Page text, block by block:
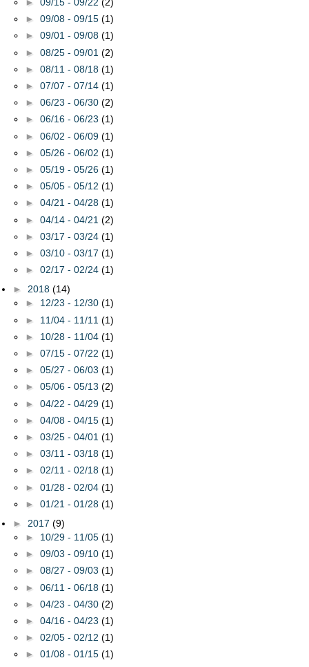
► 09/08 - 09/15 (1)
► 09/01 - 09/08 (1)
► 08/25 - 09/01 (2)
► 08/11 - 08/18 (1)
► 07/07 - 07/14 (1)
► 06/23 - 06/30 (2)
► 06/16 - 06/23 (1)
► 06/02 - 06/09 (1)
► 05/26 - 06/02 (1)
► 05/19 - 05/26 (1)
► 05/05 - 05/12 (1)
► 04/21 - 04/28 (1)
► 04/14 - 04/21 (2)
► 03/17 - 03/24 (1)
► 03/10 - 03/17 (1)
► 02/17 - 02/24 (1)
► 2018 (14)
► 12/23 - 12/30 (1)
► 11/04 - 11/11 (1)
► 10/28 - 11/04 (1)
► 07/15 - 07/22 (1)
► 05/27 - 06/03 (1)
► 05/06 - 05/13 (2)
► 04/22 - 04/29 (1)
► 04/08 - 04/15 (1)
► 03/25 - 04/01 (1)
► 03/11 - 03/18 (1)
► 02/11 - 02/18 (1)
► 01/28 - 02/04 (1)
► 01/21 - 01/28 (1)
► 2017 (9)
► 10/29 - 11/05 (1)
► 09/03 - 09/10 (1)
► 08/27 - 09/03 (1)
► 06/11 - 06/18 (1)
► 04/23 - 04/30 (2)
► 04/16 - 04/23 (1)
► 02/05 - 02/12 (1)
► 01/08 - 01/15 (1)